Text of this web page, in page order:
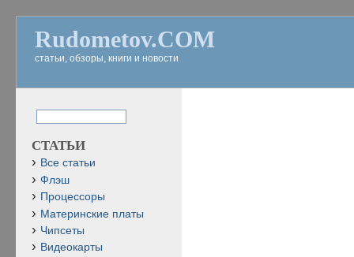
Rudometov.COM
статьи, обзоры, книги и новости
СТАТЬИ
Все статьи
Флэш
Процессоры
Материнские платы
Чипсеты
Видеокарты